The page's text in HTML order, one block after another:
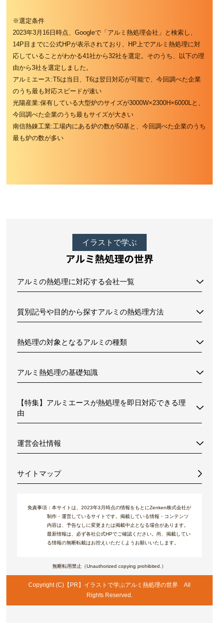
※選定条件
2023年3月16日時点、Googleで「アルミ熱処理会社」と検索し、
14P目までに公式HPが表示されており、HP上でアルミ熱処理に対
応していることがわかる41社から32社を選定。そのうち、以下の理
由から3社を選定しました。
アルミエース:T5は当日、T6は翌日対応が可能で、今回調べた企業
のうち最も対応スピードが速い
光陽産業:保有している大型炉のサイズが3000W×2300H×6000Lと、
今回調べた企業のうち最もサイズが大きい
南信熱錬工業:工場内にある炉の数が50基と、今回調べた企業のうち
最も炉の数が多い
イラストで学ぶ
アルミ熱処理の世界
アルミの熱処理に対応する会社一覧
質別記号や目的から探すアルミの熱処理方法
熱処理の対象となるアルミの種類
アルミ熱処理の基礎知識
【特集】アルミエースが熱処理を即日対応できる理
由
運営会社情報
サイトマップ
免責事項： 本サイトは、2023年3月時点の情報をもとにZenken株式会社が
制作・運営しているサイトです。掲載している情報・コンテンツ
内容は、予告なしに変更または掲載中止となる場合があります。
最新情報は、必ず各社公式HPでご確認ください。尚、掲載してい
る情報の無断転載はお控えいただくようお願いいたします。
無断転用禁止（Unauthorized copying prohibited.）
Copyright (C)【PR】 イラストで学ぶアルミ熱処理の世界All
Rights Reserved.